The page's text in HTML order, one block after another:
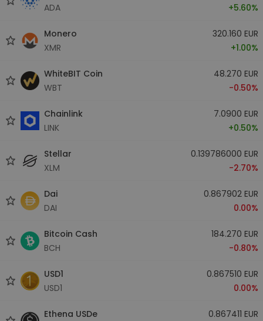
ADA
+5.60%
Monero
XMR
320.160 EUR
+1.00%
WhiteBIT Coin
WBT
48.270 EUR
-0.50%
Chainlink
LINK
7.0900 EUR
+0.50%
Stellar
XLM
0.139786000 EUR
-2.70%
Dai
DAI
0.867902 EUR
0.00%
Bitcoin Cash
BCH
184.270 EUR
-0.80%
USD1
USD1
0.867510 EUR
0.00%
Ethena USDe
0.867411 EUR